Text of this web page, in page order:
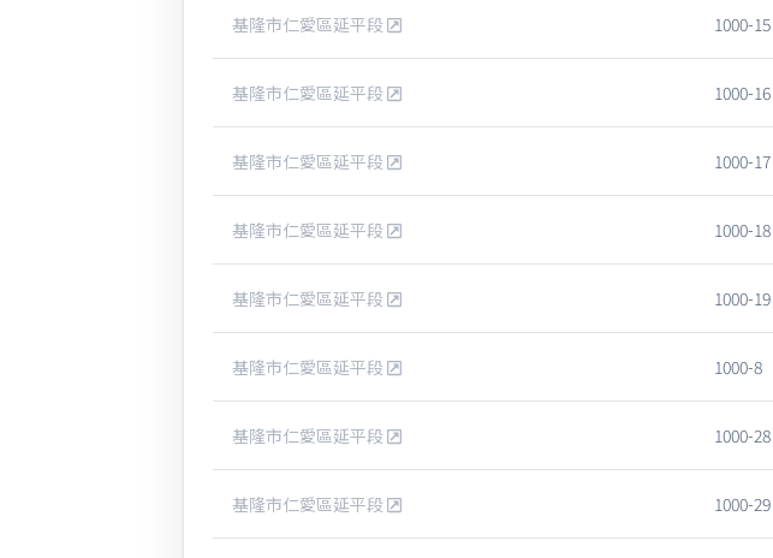
基隆市仁愛區延平段 1000-15
基隆市仁愛區延平段 1000-16
基隆市仁愛區延平段 1000-17
基隆市仁愛區延平段 1000-18
基隆市仁愛區延平段 1000-19
基隆市仁愛區延平段 1000-8
基隆市仁愛區延平段 1000-28
基隆市仁愛區延平段 1000-29